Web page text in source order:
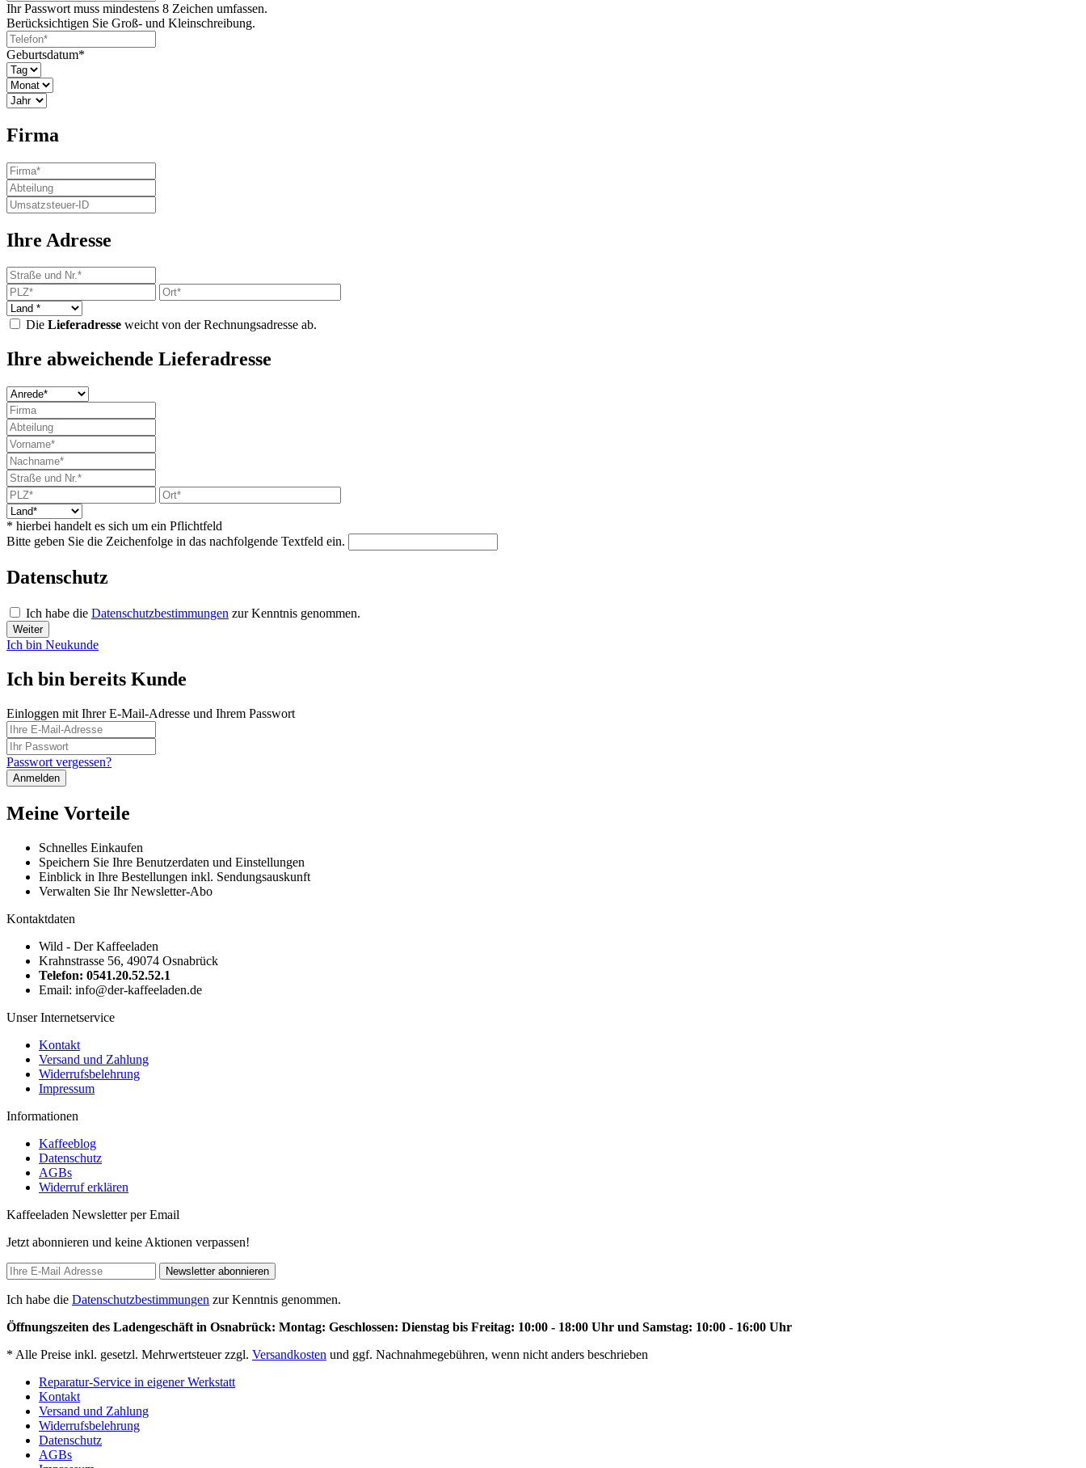
Ihr Passwort muss mindestens 8 Zeichen umfassen.
Berücksichtigen Sie Groß- und Kleinschreibung.
Geburtsdatum*
Firma
Ihre Adresse
Die Lieferadresse weicht von der Rechnungsadresse ab.
Ihre abweichende Lieferadresse
* hierbei handelt es sich um ein Pflichtfeld
Bitte geben Sie die Zeichenfolge in das nachfolgende Textfeld ein.
Datenschutz
Ich habe die Datenschutzbestimmungen zur Kenntnis genommen.
Weiter
Ich bin Neukunde
Ich bin bereits Kunde
Einloggen mit Ihrer E-Mail-Adresse und Ihrem Passwort
Passwort vergessen?
Anmelden
Meine Vorteile
Schnelles Einkaufen
Speichern Sie Ihre Benutzerdaten und Einstellungen
Einblick in Ihre Bestellungen inkl. Sendungsauskunft
Verwalten Sie Ihr Newsletter-Abo
Kontaktdaten
Wild - Der Kaffeeladen
Krahnstrasse 56, 49074 Osnabrück
Telefon: 0541.20.52.52.1
Email: info@der-kaffeeladen.de
Unser Internetservice
Kontakt
Versand und Zahlung
Widerrufsbelehrung
Impressum
Informationen
Kaffeeblog
Datenschutz
AGBs
Widerruf erklären
Kaffeeladen Newsletter per Email
Jetzt abonnieren und keine Aktionen verpassen!
Newsletter abonnieren
Ich habe die Datenschutzbestimmungen zur Kenntnis genommen.
Öffnungszeiten des Ladengeschäft in Osnabrück: Montag: Geschlossen: Dienstag bis Freitag: 10:00 - 18:00 Uhr und Samstag: 10:00 - 16:00 Uhr
* Alle Preise inkl. gesetzl. Mehrwertsteuer zzgl. Versandkosten und ggf. Nachnahmegebühren, wenn nicht anders beschrieben
Reparatur-Service in eigener Werkstatt
Kontakt
Versand und Zahlung
Widerrufsbelehrung
Datenschutz
AGBs